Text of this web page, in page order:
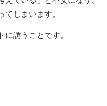
てしまいます。
に誘うことです。